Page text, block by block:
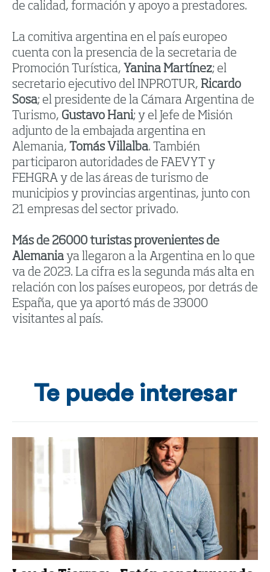
de calidad, formación y apoyo a prestadores.
La comitiva argentina en el país europeo
cuenta con la presencia de la secretaria de
Promoción Turística, Yanina Martínez; el
secretario ejecutivo del INPROTUR, Ricardo
Sosa; el presidente de la Cámara Argentina de
Turismo, Gustavo Hani; y el Jefe de Misión
adjunto de la embajada argentina en
Alemania, Tomás Villalba. También
participaron autoridades de FAEVYT y
FEHGRA y de las áreas de turismo de
municipios y provincias argentinas, junto con
21 empresas del sector privado.
Más de 26000 turistas provenientes de
Alemania ya llegaron a la Argentina en lo que
va de 2023. La cifra es la segunda más alta en
relación con los países europeos, por detrás de
España, que ya aportó más de 33000
visitantes al país.
Te puede interesar